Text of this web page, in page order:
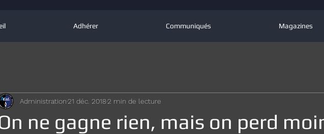
Adhérer Communiqués Magazines
ne gagne rien, mais on perd
Administration21 déc. 20182 min de lecture